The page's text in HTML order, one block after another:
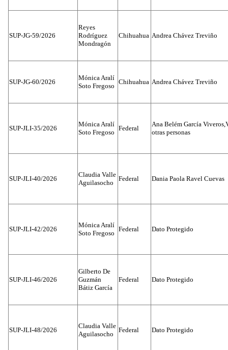
SUP-JG-59/2026
Reyes
Rodríguez
Mondragón
Chihuahua Andrea Chávez Treviño
SUP-JG-60/2026
Mónica Aralí
Soto Fregoso
Chihuahua Andrea Chávez Treviño
SUP-JLI-35/2026
Mónica Aralí
Soto Fregoso
Federal
Ana Belém García
otras personas
SUP-JLI-40/2026
Claudia Valle
Aguilasocho
Federal Dania Paola Ravel Cuevas
SUP-JLI-42/2026
Mónica Aralí
Soto Fregoso
Federal Dato Protegido
SUP-JLI-46/2026
Gilberto De
Guzmán
Bátiz García
Federal Dato Protegido
SUP-JLI-48/2026
Claudia Valle
Aguilasocho
Federal Dato Protegido